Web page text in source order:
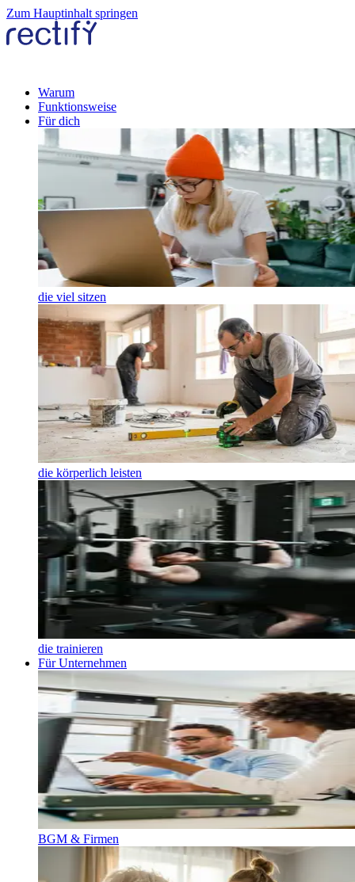
Zum Hauptinhalt springen
Warum
Funktionsweise
Für dich
die viel sitzen
die körperlich leisten
die trainieren
Für Unternehmen
BGM & Firmen